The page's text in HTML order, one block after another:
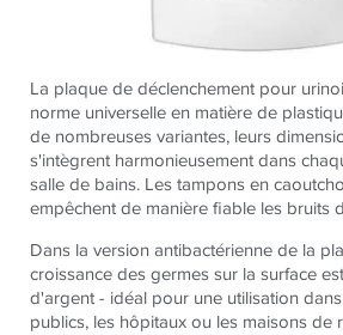
La plaque de déclenchement pour
norme universelle en matière de
de nombreuses variantes, leurs
s'intègrent harmonieusement dans
salle de bains. Les tampons en
empêchent de manière fiable les bruits
Dans la version antibactérienne de la
croissance des germes sur la surface
d'argent - idéal pour une utilisation
publics, les hôpitaux ou les maisons de